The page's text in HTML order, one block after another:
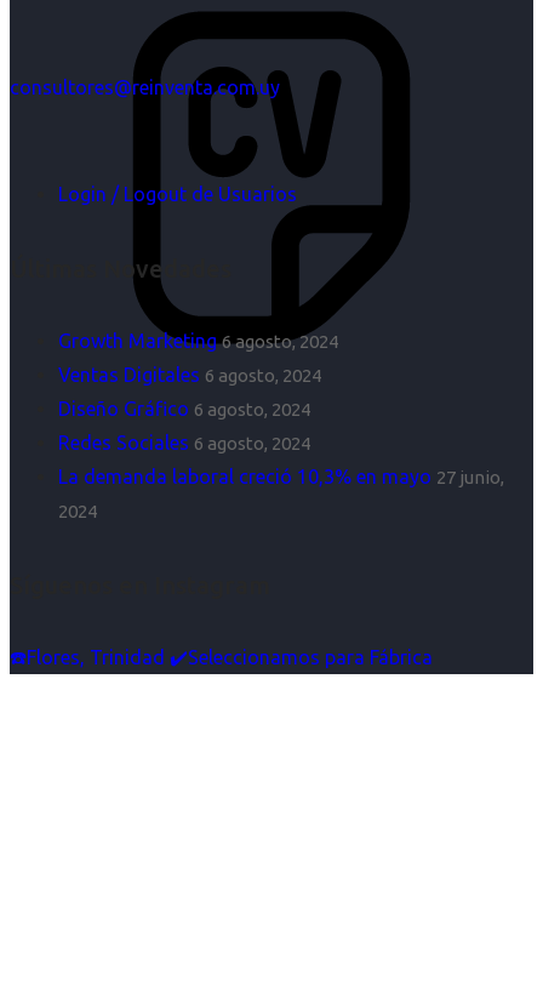
consultores@reinventa.com.uy
Login / Logout de Usuarios
Últimas Novedades
Growth Marketing 6 agosto, 2024
Ventas Digitales 6 agosto, 2024
Diseño Gráfico 6 agosto, 2024
Redes Sociales 6 agosto, 2024
La demanda laboral creció 10,3% en mayo 27 junio,
2024
☎️Flores, Trinidad ✔️Seleccionamos para Fábrica